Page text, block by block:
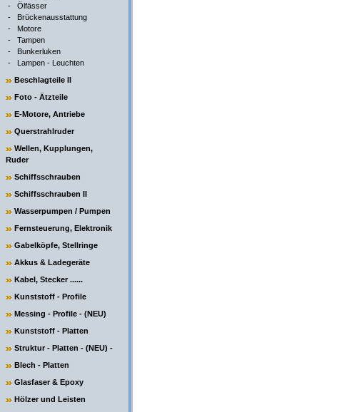
- Ölfässer
- Brückenausstattung
- Motore
- Tampen
- Bunkerluken
- Lampen - Leuchten
Beschlagteile II
Foto - Ätzteile
E-Motore, Antriebe
Querstrahlruder
Wellen, Kupplungen,
Ruder
Schiffsschrauben
Schiffsschrauben II
Wasserpumpen / Pumpen
Fernsteuerung, Elektronik
Gabelköpfe, Stellringe
Akkus & Ladegeräte
Kabel, Stecker ......
Kunststoff - Profile
Messing - Profile - (NEU)
Kunststoff - Platten
Struktur - Platten - (NEU) -
Blech - Platten
Glasfaser & Epoxy
Hölzer und Leisten